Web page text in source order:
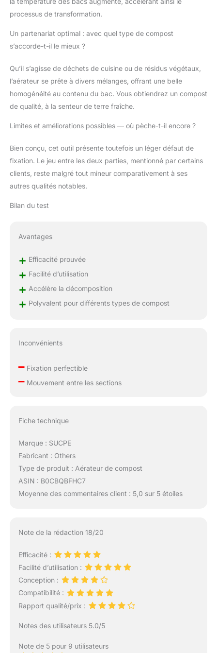
processus de transformation.
Un partenariat optimal : avec quel type de compost
s’accorde-t-il le mieux ?
Qu’il s’agisse de déchets de cuisine ou de résidus végétaux,
l’aérateur se prête à divers mélanges, offrant une belle
homogénéité au contenu du bac. Vous obtiendrez un compost
de qualité, à la senteur de terre fraîche.
Limites et améliorations possibles — où pèche-t-il encore ?
Bien conçu, cet outil présente toutefois un léger défaut de
fixation. Le jeu entre les deux parties, mentionné par certains
clients, reste malgré tout mineur comparativement à ses
autres qualités notables.
Bilan du test
Avantages
+ Efficacité prouvée
+ Facilité d’utilisation
+ Accélère la décomposition
+ Polyvalent pour différents types de compost
Inconvénients
–Fixation perfectible
–Mouvement entre les sections
Fiche technique
Marque : SUCPE
Fabricant : Others
Type de produit : Aérateur de compost
ASIN : B0CBQBFHC7
Moyenne des commentaires client : 5,0 sur 5 étoiles
Note de la rédaction 18/20
Efficacité :
Facilité d’utilisation :
Conception :
Compatibilité :
Rapport qualité/prix :
Notes des utilisateurs 5.0/5
Note de 5 pour 9 utilisateurs